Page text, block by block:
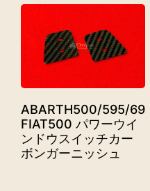
ABARTH500/595/695,
FIAT500 パワーウイ
ンドウスイッチカー
ボンガーニッシュ